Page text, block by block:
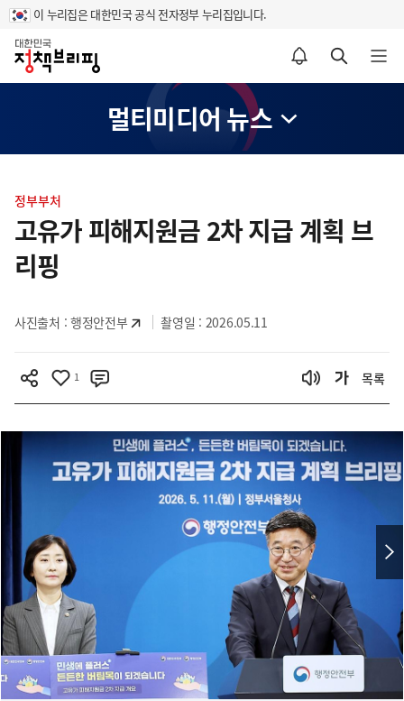
이 누리집은 대한민국 공식 전자정부 누리집입니다.
홈
알림설정 바로가기 검색 바로가기 메뉴 열기
멀티미디어 뉴스
텐
츠
영
역
정부부처
고유가 피해지원금 2차 지급 계획 브
리핑
사진출처 :행정안전부 촬영일 : 2026.05.11
1 목록